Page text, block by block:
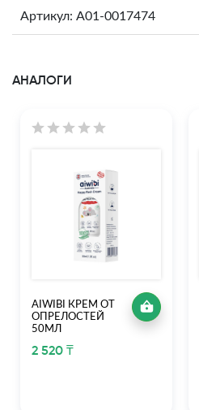
Артикул: A01-0017474
АНАЛОГИ
AIWIBI КРЕМ ОТ
ОПРЕЛОСТЕЙ
50МЛ
2 520 ₸